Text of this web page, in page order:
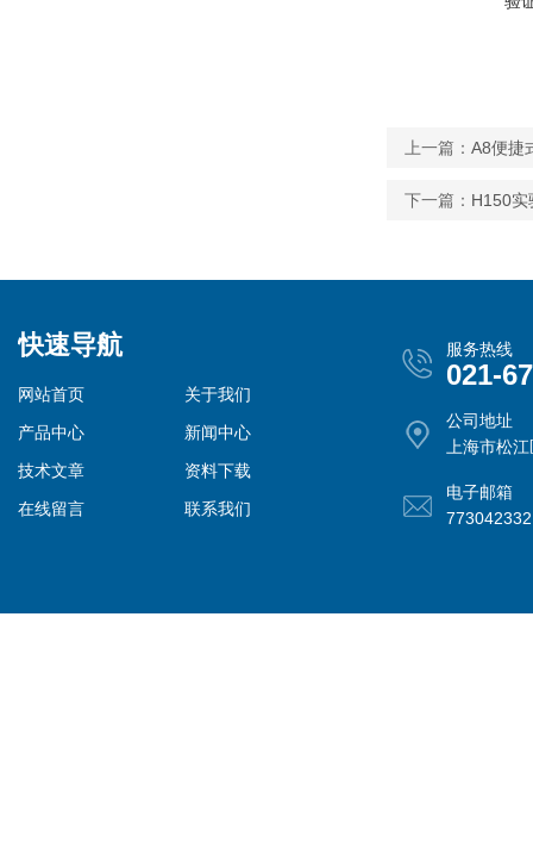
上一篇： A8便捷
下一篇： H150实
快速导航
网站首页
关于我们
产品中心
新闻中心
技术文章
资料下载
在线留言
联系我们
服务热线
021-
公司地址
上海市松
电子邮箱